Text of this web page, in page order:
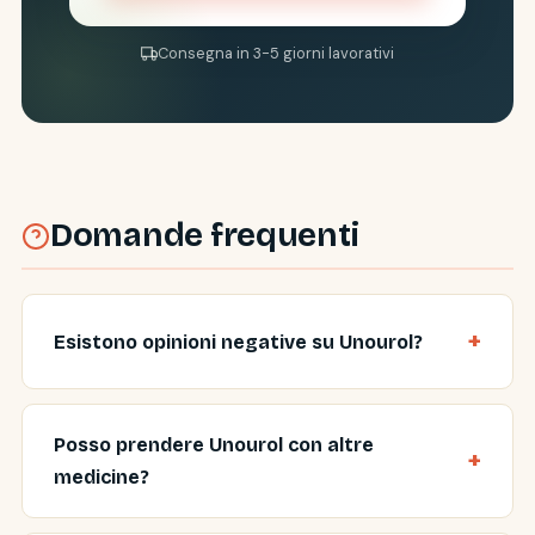
Consegna in 3-5 giorni lavorativi
Domande frequenti
Esistono opinioni negative su Unourol?
Posso prendere Unourol con altre
medicine?